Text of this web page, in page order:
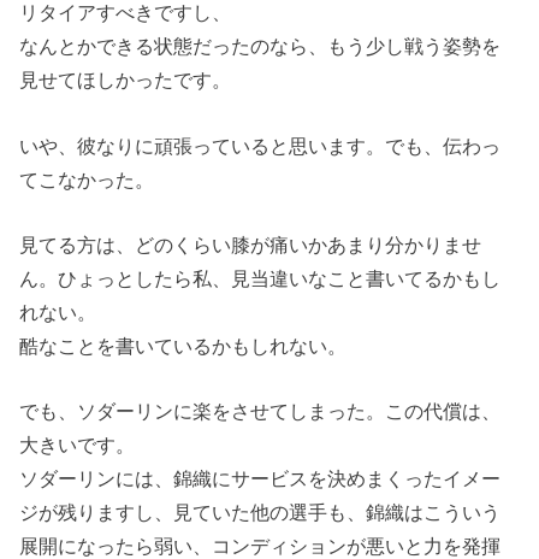
リタイアすべきですし、
なんとかできる状態だったのなら、もう少し戦う姿勢を
見せてほしかったです。
いや、彼なりに頑張っていると思います。でも、伝わっ
てこなかった。
見てる方は、どのくらい膝が痛いかあまり分かりませ
ん。ひょっとしたら私、見当違いなこと書いてるかもし
れない。
酷なことを書いているかもしれない。
でも、ソダーリンに楽をさせてしまった。この代償は、
大きいです。
ソダーリンには、錦織にサービスを決めまくったイメー
ジが残りますし、見ていた他の選手も、錦織はこういう
展開になったら弱い、コンディションが悪いと力を発揮